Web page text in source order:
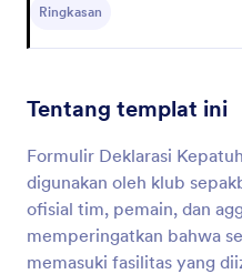
Ringkasan
Tentang templat ini
Formulir Deklarasi
digunakan oleh klub
ofisial tim, pemain, dan
memperingatkan bahwa
memasuki fasilitas yang